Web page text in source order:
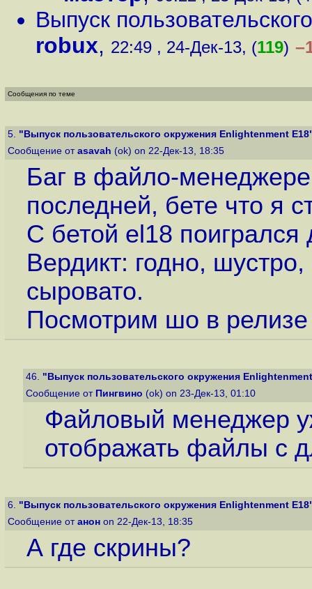
Выпуск
robux, 22:49 , 24-Дек-13, (119)
Сообщения по теме
5. "Выпуск пользовательского окружения Enlightenment
Сообщение от asavah (ok) on 22-Дек-13, 18:35
Баг в файло-
последней, бете что я
С бетой el18 поигрался
Вердикт: годно,
сыровато.
Посмотрим шо в
46. "Выпуск пользовательского окружения
Сообщение от Пингвино (ok) on 23-Дек-13, 01:10
Файловый менеджер
отображать файлы с
6. "Выпуск пользовательского окружения Enlightenment
Сообщение от анон on 22-Дек-13, 18:35
А где скрины?